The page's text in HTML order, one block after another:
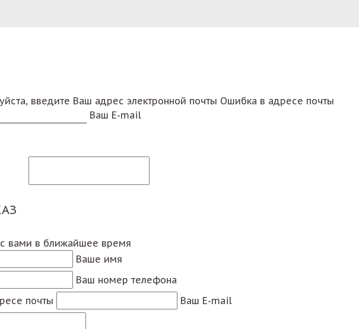
введите Ваш адрес электронной почты Ошибка в адресе почты
Ваш E-mail
вами в ближайшее время
Ваше имя
Ваш номер телефона
почты Ваш E-mail